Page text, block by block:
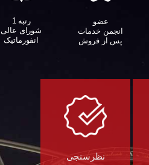
عضو
انجمن خدمات
پس از فروش
رتبه 1
شورای عالی
انفورماتیک
نظرسنجی